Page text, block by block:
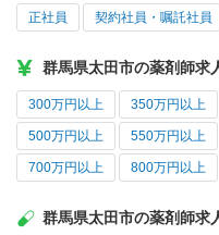
正社員 契約社員・嘱託社員
群馬県太田市の薬剤師求
300万円以上 350万円以上
500万円以上 550万円以上
700万円以上 800万円以上
群馬県太田市の薬剤師求